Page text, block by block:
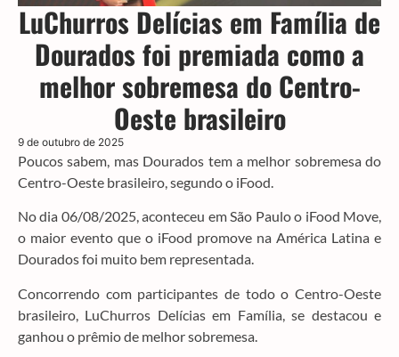
LuChurros Delícias em Família de
Dourados foi premiada como a
melhor sobremesa do Centro-
Oeste brasileiro
9 de outubro de 2025
Poucos sabem, mas Dourados tem a melhor sobremesa do
Centro-Oeste brasileiro, segundo o iFood.
No dia 06/08/2025, aconteceu em São Paulo o iFood Move,
o maior evento que o iFood promove na América Latina e
Dourados foi muito bem representada.
Concorrendo com participantes de todo o Centro-Oeste
brasileiro, LuChurros Delícias em Família, se destacou e
ganhou o prêmio de melhor sobremesa.